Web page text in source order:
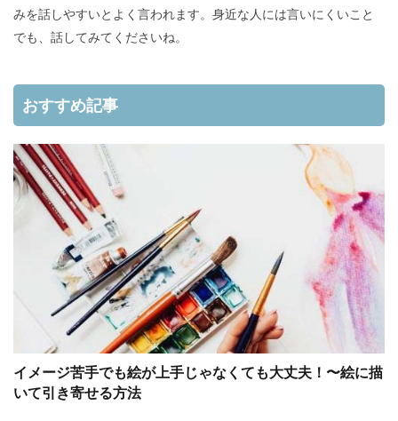
みを話しやすいとよく言われます。身近な人には言いにくいこと
でも、話してみてくださいね。
おすすめ記事
イメージ苦手でも絵が上手じゃなくても大丈夫！〜絵に描
いて引き寄せる方法